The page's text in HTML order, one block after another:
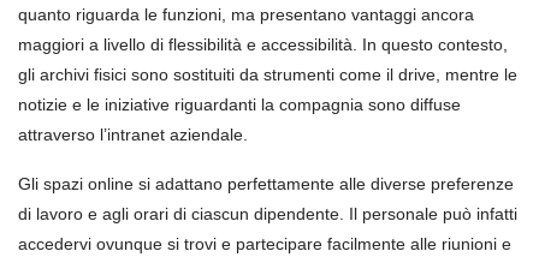
quanto riguarda le funzioni, ma presentano vantaggi ancora
maggiori a livello di flessibilità e accessibilità. In questo contesto,
gli archivi fisici sono sostituiti da strumenti come il drive, mentre le
notizie e le iniziative riguardanti la compagnia sono diffuse
attraverso l’intranet aziendale.
Gli spazi online si adattano perfettamente alle diverse preferenze
di lavoro e agli orari di ciascun dipendente. Il personale può infatti
accedervi ovunque si trovi e partecipare facilmente alle riunioni e